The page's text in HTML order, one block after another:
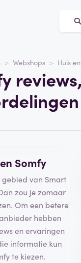
Webshops Huis
Somfy
gebied van Smart
zou je zomaar
Om een betere
hebben
en ervaringen
informatie kun
te kiezen.